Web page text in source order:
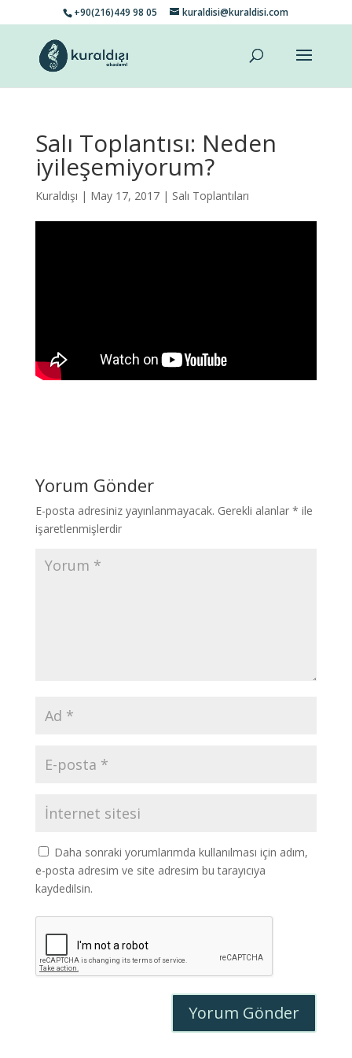
+90(216)449 98 05 kuraldisi@kuraldisi.com
Salı Toplantısı: Neden
iyileşemiyorum?
Kuraldışı | May 17, 2017 | Salı Toplantıları
Yorum Gönder
E-posta adresiniz yayınlanmayacak. Gerekli alanlar * ile
işaretlenmişlerdir
Daha sonraki yorumlarımda kullanılması için adım,
e-posta adresim ve site adresim bu tarayıcıya
kaydedilsin.